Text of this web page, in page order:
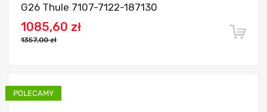
G26 Thule 7107-7122-187130
1085,60 zł
1357,00 zł